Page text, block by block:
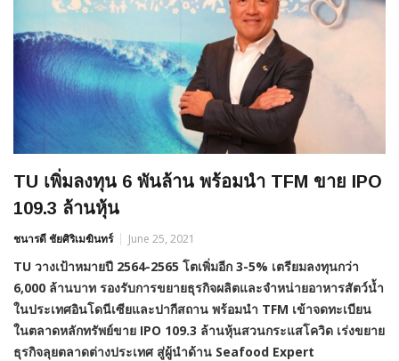
TU เพิ่มลงทุน 6 พันล้าน พร้อมนำ TFM ขาย IPO
109.3 ล้านหุ้น
ชนารดี ชัยศิริเมฆินทร์ June 25, 2021
TU วางเป้าหมายปี 2564-2565 โตเพิ่มอีก 3-5% เตรียมลงทุนกว่า
6,000 ล้านบาท รองรับการขยายธุรกิจผลิตและจำหน่ายอาหารสัตว์น้ำ
ในประเทศอินโดนีเซียและปากีสถาน พร้อมนำ TFM เข้าจดทะเบียน
ในตลาดหลักทรัพย์ขาย IPO 109.3 ล้านหุ้นสวนกระแสโควิด เร่งขยาย
ธุรกิจลุยตลาดต่างประเทศ สู่ผู้นำด้าน Seafood Expert